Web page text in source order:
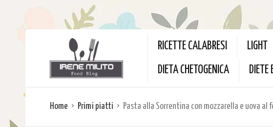
RICETTE CALABRESI LIGHT
DIETA CHETOGENICA DIETE
Home Primi piatti Pasta alla Sorrentina con mozzarella e uova al